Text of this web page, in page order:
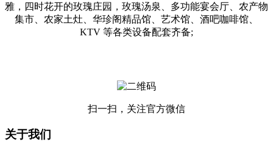
雅，四时花开的玫瑰庄园，玫瑰汤泉、多功能宴会厅、农产物
集市、农家土灶、华珍阁精品馆、艺术馆、酒吧咖啡馆、
KTV 等各类设备配套齐备;
扫一扫，关注官方微信
关于我们